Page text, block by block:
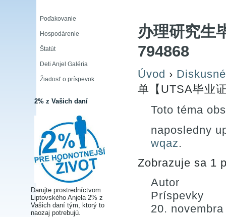
Poďakovanie
Hospodárenie
Štatút
Deti Anjel Galéria
Žiadosť o príspevok
2% z Vašich daní
Darujte prostredníctvom
Liptovského Anjela 2% z
Vašich daní tým, ktorý to
naozaj potrebujú.
办理研究生
794868
Úvod ›
单【UTSA毕业
Toto téma
naposledny
wqaz.
Zobrazuje sa 1
Autor
Príspevky
20.